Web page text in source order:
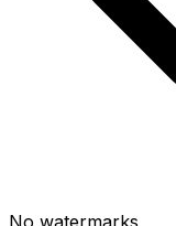
No watermarks